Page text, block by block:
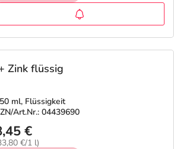
Zink flüssig
ml, Flüssigkeit
Art.Nr.: 04439690
€
€/1 l)